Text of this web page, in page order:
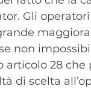
Gli
non
28 che
di scelta